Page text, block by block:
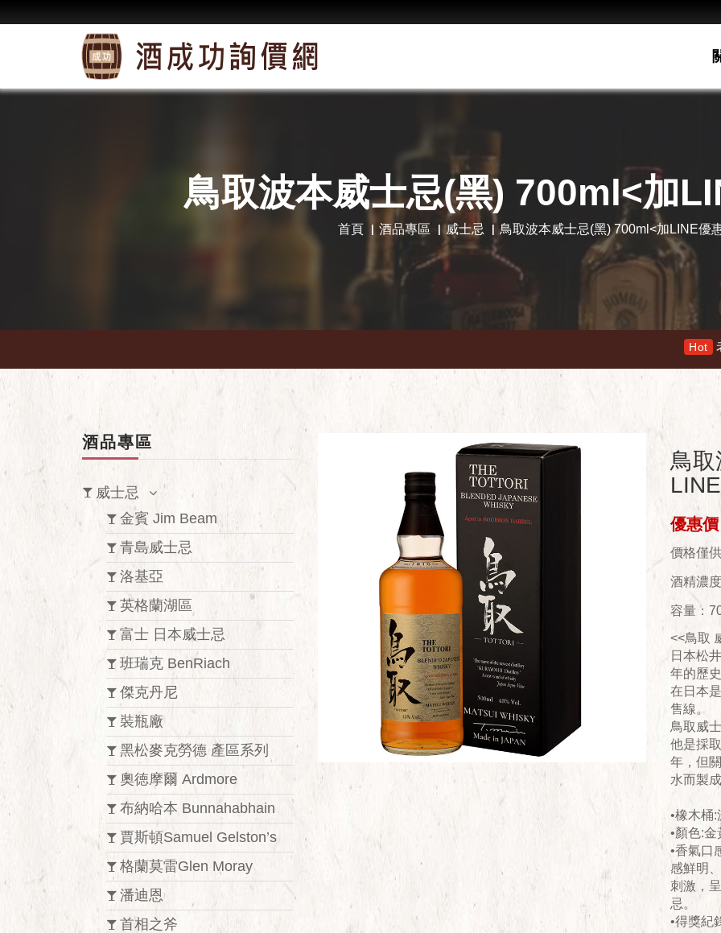
鳥取波本威士忌(黑) 700ml<加
首頁 酒品專區 威士忌 鳥取波本威士忌(黑) 700ml<加LINE優
老酋長30年 限量木盒版 特
酒品專區
威士忌
金賓 Jim Beam
青島威士忌
洛基亞
英格蘭湖區
富士 日本威士忌
班瑞克 BenRiach
傑克丹尼
裝瓶廠
黑松麥克勞德 產區系列
奧徳摩爾 Ardmore
布納哈本 Bunnahabhain
賈斯頓Samuel Gelston’s
格蘭莫雷Glen Moray
潘迪恩
首相之斧
鳥
優惠
價格僅
酒精濃
容量：
<<鳥取
日本松
年的歷
在日本
售線。
鳥取威
他是採
年，但
水而製
•橡木桶
•顏色:
•香氣口
感鮮明
刺激，
忌。
•得獎紀